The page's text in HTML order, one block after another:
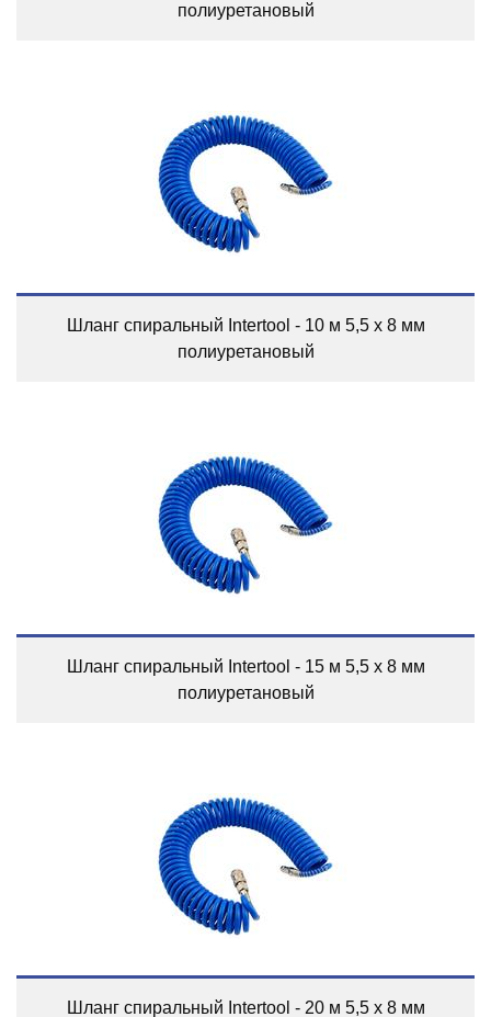
полиуретановый
Шланг спиральный Intertool - 10 м 5,5 х 8 мм
полиуретановый
Шланг спиральный Intertool - 15 м 5,5 х 8 мм
полиуретановый
Шланг спиральный Intertool - 20 м 5,5 х 8 мм